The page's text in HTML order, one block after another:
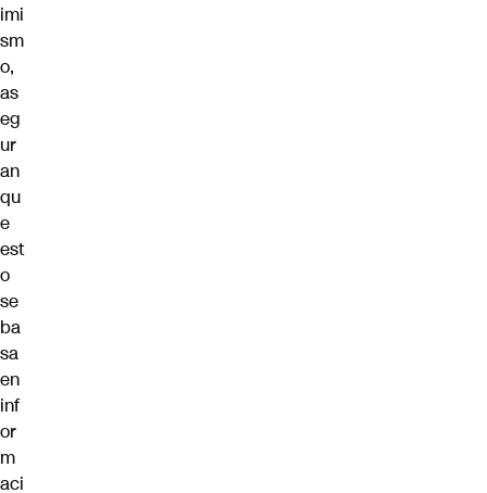
imi
sm
o,
as
eg
ur
an
qu
e
est
o
se
ba
sa
en
inf
or
m
aci